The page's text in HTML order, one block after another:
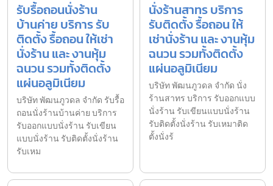
รับรื้อถอนนั่งร้าน
บ้านค่าย บริการ รับ
ติดตั้ง รื้อถอน ให้เช่า
นั่งร้าน และ งานหุ้ม
ฉนวน รวมทั้งติดตั้ง
แผ่นอลูมิเนียม
บริษัท พัฒนภูวดล จำกัด รับรื้อ
ถอนนั่งร้านบ้านค่าย บริการ
รับออกแบบนั่งร้าน รับเขียน
แบบนั่งร้าน รับติดตั้งนั่งร้าน
รับเหม
นั่งร้านสาทร บริการ
รับติดตั้ง รื้อถอน ให้
เช่านั่งร้าน และ งานหุ้ม
ฉนวน รวมทั้งติดตั้ง
แผ่นอลูมิเนียม
บริษัท พัฒนภูวดล จำกัด นั่ง
ร้านสาทร บริการ รับออกแบบ
นั่งร้าน รับเขียนแบบนั่งร้าน
รับติดตั้งนั่งร้าน รับเหมาติด
ตั้งนั่งร้